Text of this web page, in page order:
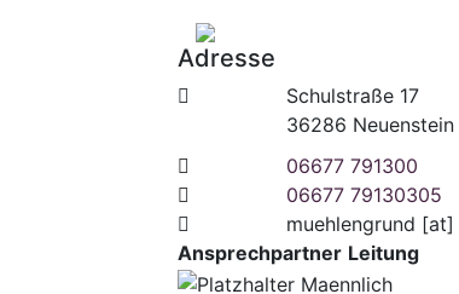
Adresse
Schulstraße 17
36286 Neuenstein
06677 791300
06677 79130305
muehlengrund [at]
Ansprechpartner Leitung